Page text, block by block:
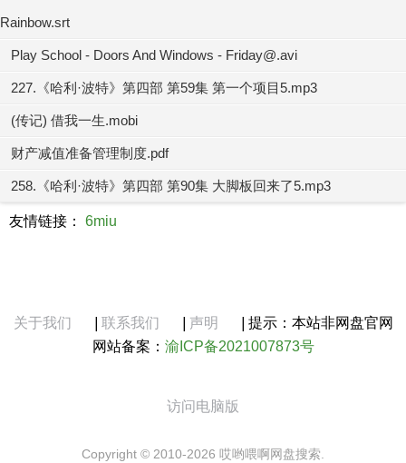
Rainbow.srt
Play School - Doors And Windows - Friday@.avi
227.《哈利·波特》第四部 第59集 第一个项目5.mp3
(传记) 借我一生.mobi
财产减值准备管理制度.pdf
258.《哈利·波特》第四部 第90集 大脚板回来了5.mp3
友情链接： 6miu
关于我们 联系我们 声明
提示：本站非网盘官网
网站备案： 渝ICP备2021007873号
访问电脑版
Copyright © 2010-2026 哎哟喂啊网盘搜索.